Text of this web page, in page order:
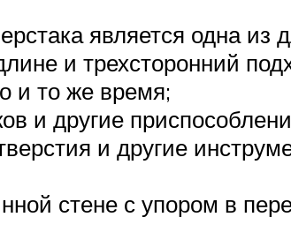
является одна из
и трехсторонний
и то же время;
и другие
и другие
стене с упором в